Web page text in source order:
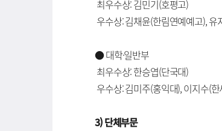
최우수상: 김민기(호평고)
우수상: 김채윤(한림연예예고), 유
● 대학·일반부
최우수상: 한승엽(단국대)
우수상: 김미주(홍익대), 이지수(
3) 단체부문